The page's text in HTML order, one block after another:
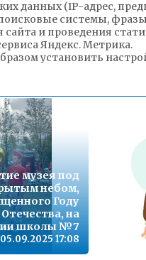
IT
приглашает
на день
дверей!
08.09.2025 17:01
музея под
небом,
Году
на
школы №7
05.09.2025 17:08
данных (IP-адрес,
системы,
и проведения
Яндекс. Метрика.
установить